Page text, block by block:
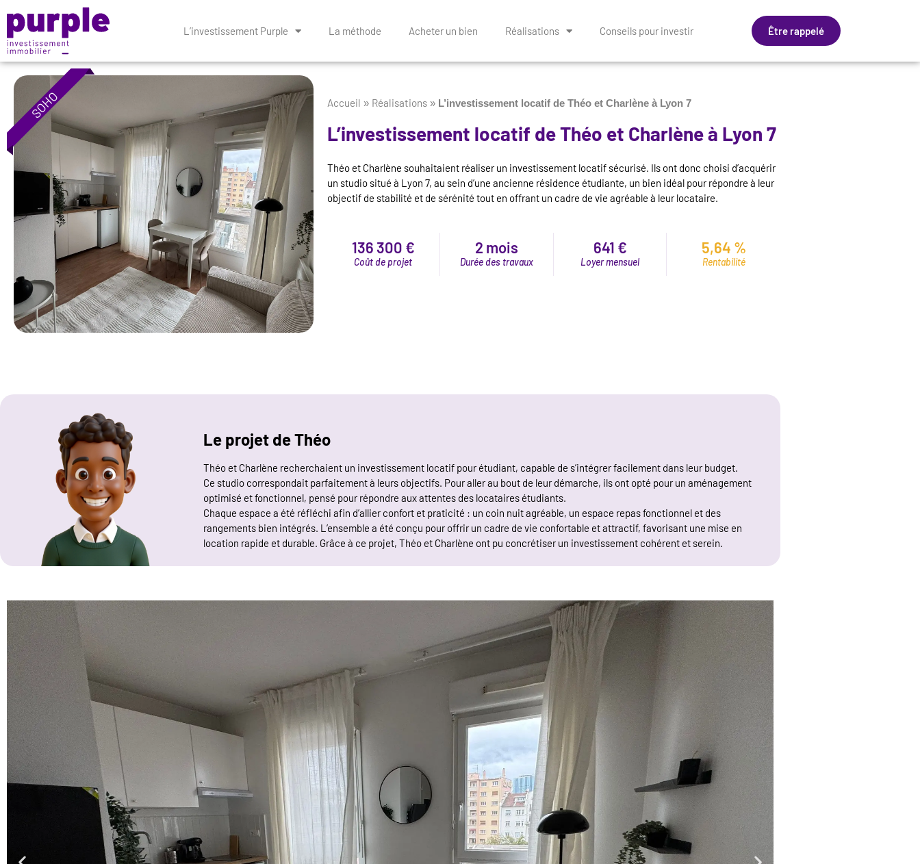
L’investissement Purple La méthode Acheter un bien Réalisations Conseils pour investir Être rappelé
SOHO Accueil » Réalisations» L’investissement locatif de Théo et Charlène à Lyon 7
L’investissement locatif de Théo et Charlène à Lyon 7
Théo et Charlène souhaitaient réaliser un investissement locatif sécurisé. Ils ont donc choisi d’acquérir
un studio situé à Lyon 7, au sein d’une ancienne résidence étudiante, un bien idéal pour répondre à leur
objectif de stabilité et de sérénité tout en offrant un cadre de vie agréable à leur locataire.
136 300 €
Coût de projet
2 mois
Durée des travaux
641 €
Loyer mensuel
5,64 %
Rentabilité
Le projet de Théo
Théo et Charlène recherchaient un investissement locatif pour étudiant, capable de s’intégrer facilement dans leur budget.
Ce studio correspondait parfaitement à leurs objectifs. Pour aller au bout de leur démarche, ils ont opté pour un aménagement
optimisé et fonctionnel, pensé pour répondre aux attentes des locataires étudiants.
Chaque espace a été réfléchi afin d’allier confort et praticité : un coin nuit agréable, un espace repas fonctionnel et des
rangements bien intégrés. L’ensemble a été conçu pour offrir un cadre de vie confortable et attractif, favorisant une mise en
location rapide et durable. Grâce à ce projet, Théo et Charlène ont pu concrétiser un investissement cohérent et serein.